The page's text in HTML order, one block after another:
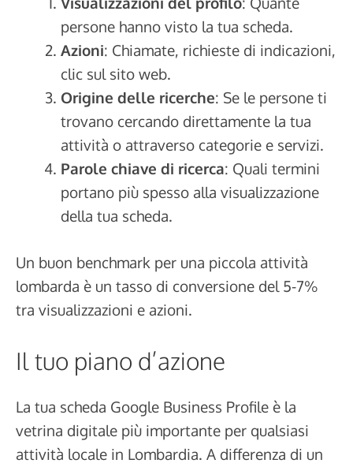
persone hanno visto la tua scheda.
Azioni: Chiamate, richieste di indicazioni,
clic sul sito web.
Origine delle ricerche: Se le persone ti
trovano cercando direttamente la tua
attività o attraverso categorie e servizi.
Parole chiave di ricerca: Quali termini
portano più spesso alla visualizzazione
della tua scheda.
Un buon benchmark per una piccola attività
lombarda è un tasso di conversione del 5-7%
tra visualizzazioni e azioni.
Il tuo piano d’azione
La tua scheda Google Business Profile è la
vetrina digitale più importante per qualsiasi
attività locale in Lombardia. A differenza di un